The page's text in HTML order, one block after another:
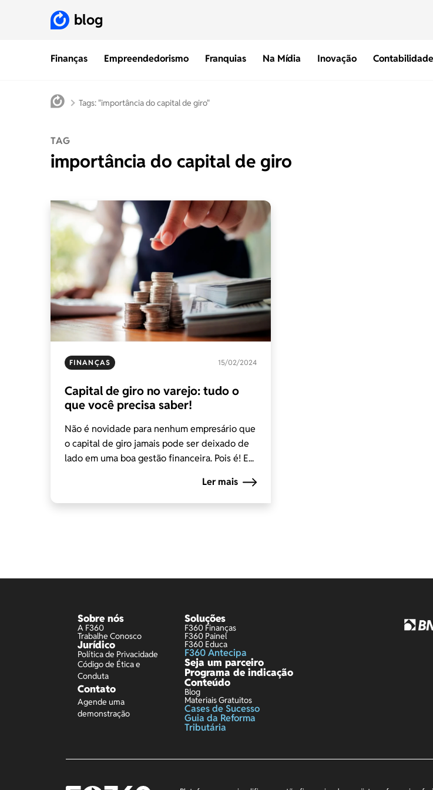
Finanças Empreendedorismo Franquias Na Mídia Inovação Contabilidade
blog
Tags: "importância do capital de giro"
TAG
importância do capital de giro
FINANÇAS 15/02/2024
Capital de giro no varejo: tudo o
que você precisa saber!
Não é novidade para nenhum empresário que
o capital de giro jamais pode ser deixado de
lado em uma boa gestão financeira. Pois é! E...
Ler mais
Sobre nós
A F360
Trabalhe Conosco
Jurídico
Política de Privacidade
Código de Ética e
Conduta
Contato
Agende uma
demonstração
Soluções
F360 Finanças
F360 Painel
F360 Educa
F360 Antecipa
Seja um parceiro
Programa de indicação
Conteúdo
Blog
Materiais Gratuitos
Cases de Sucesso
Guia da Reforma
Tributária